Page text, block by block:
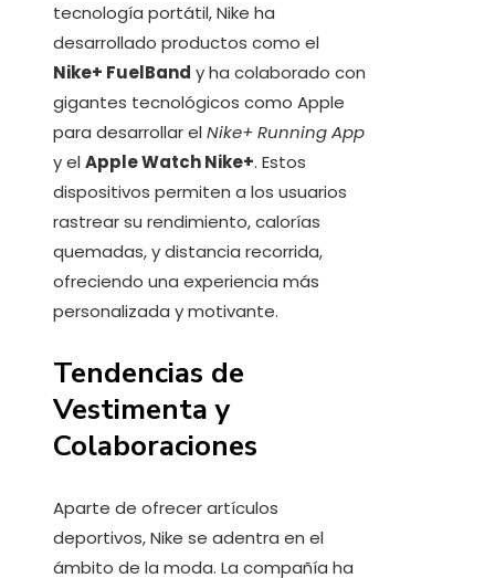
tecnología portátil, Nike ha
desarrollado productos como el
Nike+ FuelBand y ha colaborado con
gigantes tecnológicos como Apple
para desarrollar el Nike+ Running App
y el Apple Watch Nike+. Estos
dispositivos permiten a los usuarios
rastrear su rendimiento, calorías
quemadas, y distancia recorrida,
ofreciendo una experiencia más
personalizada y motivante.
Tendencias de
Vestimenta y
Colaboraciones
Aparte de ofrecer artículos
deportivos, Nike se adentra en el
ámbito de la moda. La compañía ha